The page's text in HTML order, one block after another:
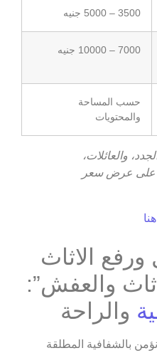
3500 – 5000 جنيه
7000 – 10000 جنيه
حسب المساحة
والمحتويات
والعائلات،
على عرض سعر
الاثاث
والعفش”:
والراحة
بالشفافية المطلقة